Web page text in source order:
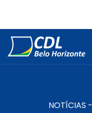
NOTÍCIAS -